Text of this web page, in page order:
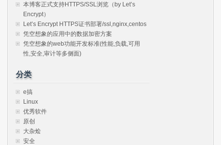
本博客正式支持HTTPS/SSL浏览（by Let’s
Encrypt）
Let’s Encrypt HTTPS证书部署/ssl,nginx,centos
凭空想象的应用中的数据加密方案
凭空想象的web功能开发标准(性能,负载,可用
性,安全,审计等多侧面)
分类
e搞
Linux
优秀软件
原创
大杂烩
安全